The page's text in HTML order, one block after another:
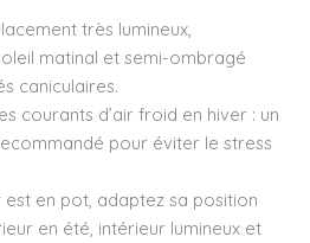
très lumineux,
matinal et semi-ombragé
caniculaires.
courants d’air froid en hiver : un
pour éviter le stress
en pot, adaptez sa position
en été, intérieur lumineux et